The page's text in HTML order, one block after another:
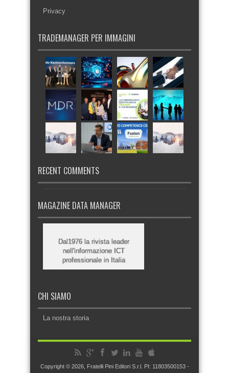
Privacy
TRADEMANAGER PER IMMAGINI
RECENT COMMENTS
MAGAZINE DATA MANAGER
Dal1976 la rivista leader
nell'informazione ICT
professionale in Italia
CHI SIAMO
La nostra storia
Copyright © 2026, Fratelli Pini Editori S.r.l. PI: 11803500153 -